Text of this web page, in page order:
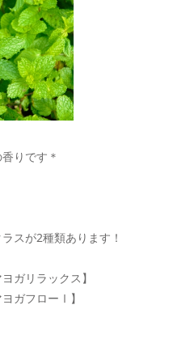
りです＊
スが2種類あります！
ガリラックス】
フローⅠ】